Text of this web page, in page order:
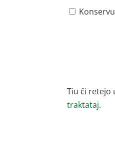
Tiu ĉi retejo
traktataj.